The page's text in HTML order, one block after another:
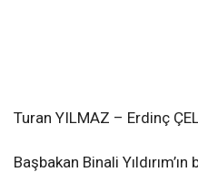
Turan YILMAZ – Erdinç
Başbakan Binali